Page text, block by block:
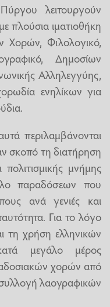
λειτουργούν
πλούσια ιματιοθήκη
Χορών, Φιλολογικό,
Δημοσίων
Αλληλεγγύης,
ενηλίκων για
περιλαμβάνονται
σκοπό τη διατήρηση
μνήμης
παραδόσεων που
ανά γενιές και
Για το λόγο
τη χρήση ελληνικών
μεγάλο μέρος
χορών από
λαογραφικών